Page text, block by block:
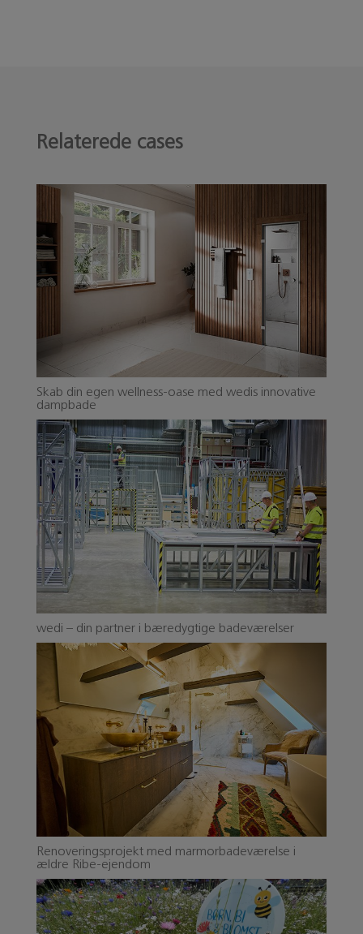
Relaterede cases
Skab din egen wellness-oase med wedis innovative
dampbade
wedi – din partner i bæredygtige badeværelser
Renoveringsprojekt med marmorbadeværelse i
ældre Ribe-ejendom